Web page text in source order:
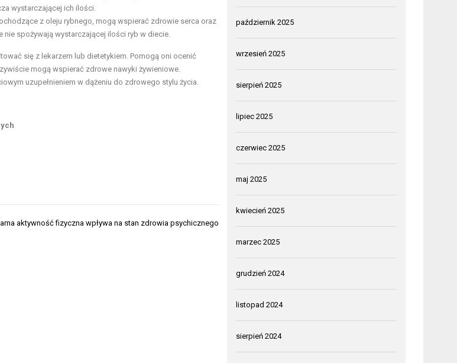
wystarczającej ich ilości.
z oleju rybnego, mogą wspierać zdrowie serca oraz
spożywają wystarczającej ilości ryb w diecie.
się z lekarzem lub dietetykiem. Pomogą oni ocenić
mogą wspierać zdrowe nawyki żywieniowe.
uzupełnieniem w dążeniu do zdrowego stylu życia.
aktywność fizyczna wpływa na stan zdrowia psychicznego
październik 2025
wrzesień 2025
sierpień 2025
lipiec 2025
czerwiec 2025
maj 2025
kwiecień 2025
marzec 2025
grudzień 2024
listopad 2024
sierpień 2024